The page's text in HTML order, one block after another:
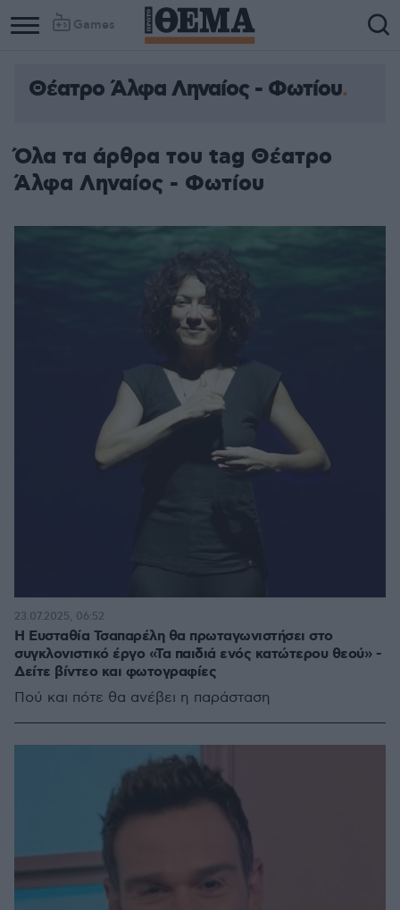
Games
Θέατρο Άλφα Ληναίος - Φωτίου
Όλα τα άρθρα του tag Θέατρο
Άλφα Ληναίος - Φωτίου
Η Ευσταθία Τσαπαρέλη θα πρωταγωνιστήσει στο
συγκλονιστικό έργο «Τα παιδιά ενός κατώτερου θεού» -
Δείτε βίντεο και φωτογραφίες
Πού και πότε θα ανέβει η παράσταση
23.07.2025, 06:52